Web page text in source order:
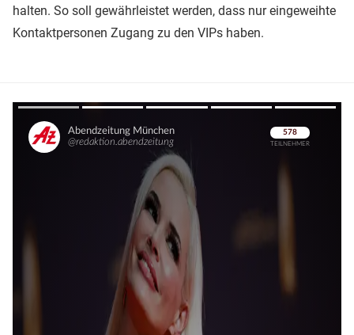
halten. So soll gewährleistet werden, dass nur eingeweihte
Kontaktpersonen Zugang zu den VIPs haben.
Überspringen